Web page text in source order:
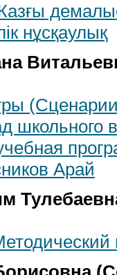
нұсқаулық
школьного
Арай